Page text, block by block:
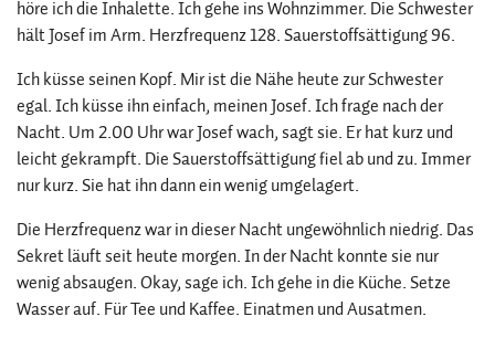
höre ich die Inhalette. Ich gehe ins Wohnzimmer. Die Schwester
hält Josef im Arm. Herzfrequenz 128. Sauerstoffsättigung 96.
Ich küsse seinen Kopf. Mir ist die Nähe heute zur Schwester
egal. Ich küsse ihn einfach, meinen Josef. Ich frage nach der
Nacht. Um 2.00 Uhr war Josef wach, sagt sie. Er hat kurz und
leicht gekrampft. Die Sauerstoffsättigung fiel ab und zu. Immer
nur kurz. Sie hat ihn dann ein wenig umgelagert.
Die Herzfrequenz war in dieser Nacht ungewöhnlich niedrig. Das
Sekret läuft seit heute morgen. In der Nacht konnte sie nur
wenig absaugen. Okay, sage ich. Ich gehe in die Küche. Setze
Wasser auf. Für Tee und Kaffee. Einatmen und Ausatmen.